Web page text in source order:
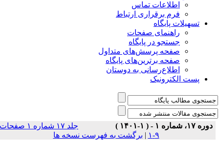
اطلاعات تماس
فرم برقراری ارتباط
تسهیلات پایگاه
راهنمای صفحات
جستجو در پایگاه
صفحه پرسش‌های متداول
صفحه برترین‌های پایگاه
اطلاع‌رسانی به دوستان
پست الکترونیک
دوره ۱۷، شماره ۱ - ( ۱-۱۴۰۱ )
جلد ۱۷ شماره ۱ صفحات
| برگشت به فهرست نسخه ها